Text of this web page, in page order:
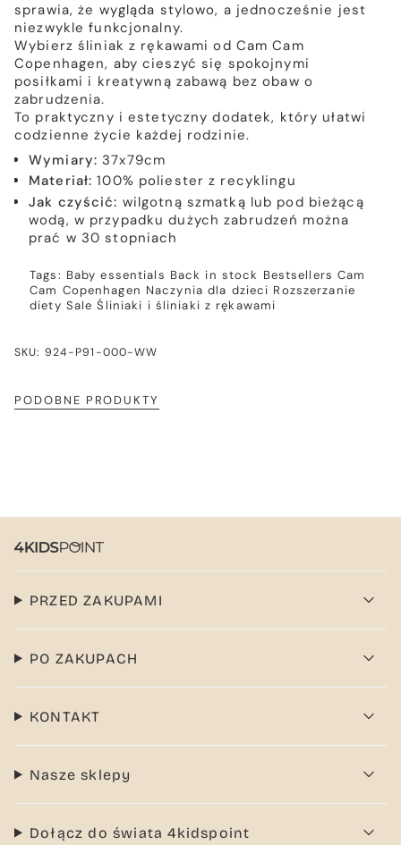
sprawia, że wygląda stylowo, a jednocześnie jest
niezwykle funkcjonalny.
Wybierz śliniak z rękawami od Cam Cam
Copenhagen, aby cieszyć się spokojnymi
posiłkami i kreatywną zabawą bez obaw o
zabrudzenia.
To praktyczny i estetyczny dodatek, który ułatwi
codzienne życie każdej rodzinie.
Wymiary: 37x79cm
Materiał: 100% poliester z recyklingu
Jak czyścić: wilgotną szmatką lub pod bieżącą
wodą, w przypadku dużych zabrudzeń można
prać w 30 stopniach
Tags: Baby essentials Back in stock Bestsellers Cam
Cam Copenhagen Naczynia dla dzieci Rozszerzanie
diety Sale Śliniaki i śliniaki z rękawami
SKU: 924-P91-000-WW
PODOBNE PRODUKTY
PRZED ZAKUPAMI
PO ZAKUPACH
KONTAKT
Nasze sklepy
Dołącz do świata 4kidspoint